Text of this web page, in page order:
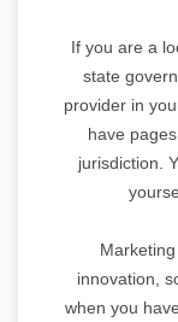
If you are a
state
provider in
have
jurisdiction.
innovation,
when you